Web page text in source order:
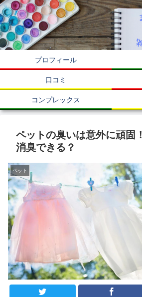
プロフィール
口コミ
コンプレックス
ペットの臭いは意外に頑固
消臭できる？
ペット